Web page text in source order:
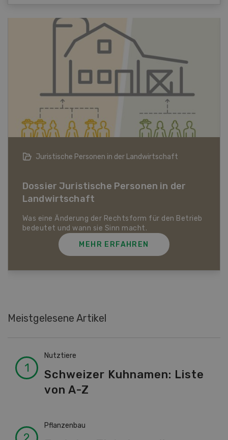
in der
für den Betrieb
Bio-Artikel
Dossier Bio-Artikel
MEHR ERFAHREN
Meistgelesene Artikel
Nutztiere
Schweizer Kuhnamen: Liste
von A-Z
Pflanzenbau